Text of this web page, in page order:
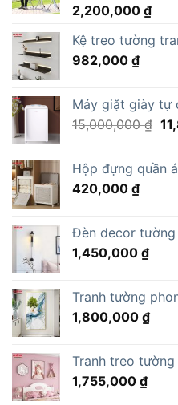
2,200,000 ₫
Kệ treo tường
982,000 ₫
Máy giặt giày tự
15,000,000₫
Hộp đựng quần
420,000 ₫
Đèn decor tường
1,450,000 ₫
Tranh tường
1,800,000 ₫
Tranh treo
1,755,000 ₫